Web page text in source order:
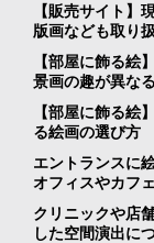
【販売サイト】
版画なども取り
【部屋に飾る絵
景画の趣が異なる
【部屋に飾る絵
る絵画の選び方
エントランスに
オフィスやカフ
クリニックや店
した空間演出に